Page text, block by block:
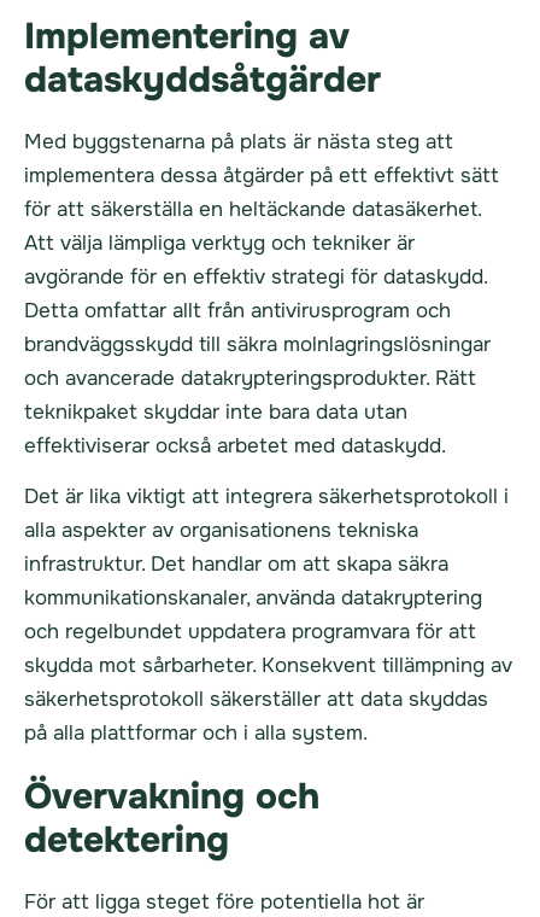
Implementering av
dataskyddsåtgärder
Med byggstenarna på plats är nästa steg att
implementera dessa åtgärder på ett effektivt sätt
för att säkerställa en heltäckande datasäkerhet.
Att välja lämpliga verktyg och tekniker är
avgörande för en effektiv strategi för dataskydd.
Detta omfattar allt från antivirusprogram och
brandväggsskydd till säkra molnlagringslösningar
och avancerade datakrypteringsprodukter. Rätt
teknikpaket skyddar inte bara data utan
effektiviserar också arbetet med dataskydd.
Det är lika viktigt att integrera säkerhetsprotokoll i
alla aspekter av organisationens tekniska
infrastruktur. Det handlar om att skapa säkra
kommunikationskanaler, använda datakryptering
och regelbundet uppdatera programvara för att
skydda mot sårbarheter. Konsekvent tillämpning av
säkerhetsprotokoll säkerställer att data skyddas
på alla plattformar och i alla system.
Övervakning och
detektering
För att ligga steget före potentiella hot är